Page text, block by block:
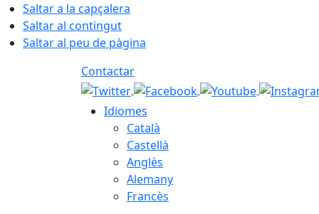
Saltar a la capçalera
Saltar al contingut
Saltar al peu de pàgina
Contactar
Idiomes
Català
Castellà
Anglès
Alemany
Francès